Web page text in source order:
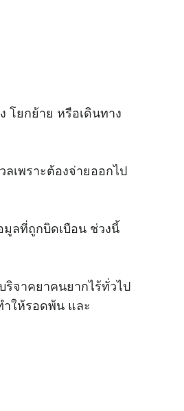
โยกย้าย หรือเดินทาง
เพราะต้องจ่ายออกไป
มูลที่ถูกบิดเบือน ช่วงนี้
จาคยาคนยากไร้ทั่วไป
ให้รอดพ้น และ